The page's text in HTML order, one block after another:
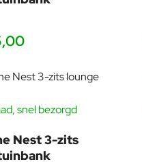
snel bezorgd
Nest 3-zits